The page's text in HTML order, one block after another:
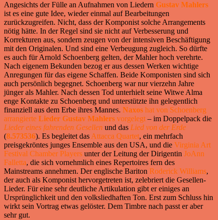
Angesichts der Fülle an Aufnahmen von Liedern Gustav Mahlers
ist es eine gute Idee, wieder einmal auf Bearbeitungen
zurückzugreifen. Nicht, dass der Komponist solche Arrangements
nötig hätte. In der Regel sind sie nicht auf Verbesserung und
Korrekturen aus, sondern zeugen von der intensiven Beschäftigung
mit den Originalen. Und sind eine Verbeugung zugleich. So dürfte
es auch für Arnold Schoenberg gelten, der Mahler hoch verehrte.
Nach eigenem Bekunden bezog er aus dessen Werken wichtige
Anregungen für das eigene Schaffen. Beide Komponisten sind sich
auch persönlich begegnet. Schoenberg war nur vierzehn Jahre
jünger als Mahler. Nach dessen Tod unterhielt seine Witwe Alma
enge Kontakte zu Schoenberg und unterstützte ihn gelegentlich
finanziell aus dem Erbe ihres Mannes. Naxos hat von Schoenberg
arrangierte Lieder Gustav Mahlers vorgelegt – im Doppelpack die
Lieder eines fahrenden Gesellen und das Lied von der Erde
(8.573536). Es begleitet das Attacca Quartet, ein mehrfach
preisgekröntes junges Ensemble aus den USA, und die Virginia Art
Festival Chamber Players unter der Leitung der Dirigentin JoAnn
Falletta, die sich vornehmlich eines Repertoires fern des
Mainstreams annehmen. Der englische Bariton Roderick Williams,
der auch als Komponist hervorgetreten ist, zelebriert die Gesellen-
Lieder. Für eine sehr deutliche Artikulation gibt er einiges an
Ursprünglichkeit und den volksliedhaften Ton. Erst zum Schluss hin
wirkt sein Vortrag etwas gelöster. Dem Timbre nach passt er aber
sehr gut.